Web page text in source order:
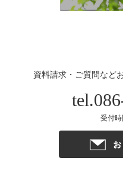
資料請求・ご質問など
受付時